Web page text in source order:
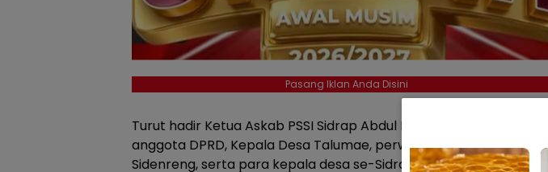
Pasang Iklan Anda Disini
Turut hadir Ketua Askab PSSI Sidrap Abdul Rahman yang juga
anggota DPRD, Kepala Desa Talumae, perwakilan Camat Watang
Sidenreng, serta para kepala desa se-Sidrap.